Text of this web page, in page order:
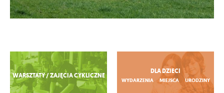
Zobacz więcej
WARSZTATY / ZAJĘCIA CYKLICZNE
DLA DZIECI
WYDARZENIA MIEJSCA URODZINY